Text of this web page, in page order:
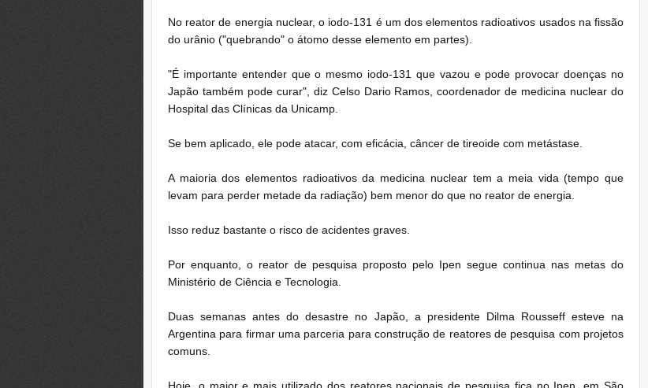
No reator de energia nuclear, o iodo-131 é um dos elementos radioativos usados na fissão
do urânio ("quebrando" o átomo desse elemento em partes).
"É importante entender que o mesmo iodo-131 que vazou e pode provocar doenças no
Japão também pode curar", diz Celso Dario Ramos, coordenador de medicina nuclear do
Hospital das Clínicas da Unicamp.
Se bem aplicado, ele pode atacar, com eficácia, câncer de tireoide com metástase.
A maioria dos elementos radioativos da medicina nuclear tem a meia vida (tempo que
levam para perder metade da radiação) bem menor do que no reator de energia.
Isso reduz bastante o risco de acidentes graves.
Por enquanto, o reator de pesquisa proposto pelo Ipen segue continua nas metas do
Ministério de Ciência e Tecnologia.
Duas semanas antes do desastre no Japão, a presidente Dilma Rousseff esteve na
Argentina para firmar uma parceria para construção de reatores de pesquisa com projetos
comuns.
Hoje, o maior e mais utilizado dos reatores nacionais de pesquisa fica no Ipen, em São